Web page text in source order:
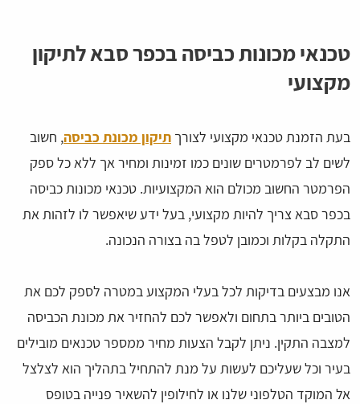
טכנאי מכונות כביסה בכפר סבא לתיקון
מקצועי
בעת הזמנת טכנאי מקצועי לצורך תיקון מכונת כביסה, חשוב
לשים לב לפרמטרים שונים כמו זמינות ומחיר אך ללא כל ספק
הפרמטר החשוב מכולם הוא המקצועיות. טכנאי מכונות כביסה
בכפר סבא צריך להיות מקצועי, בעל ידע שיאפשר לו לזהות את
התקלה בקלות וכמובן לטפל בה בצורה הנכונה.
אנו מבצעים בדיקות לכל בעלי המקצוע במטרה לספק לכם את
הטובים ביותר בתחום ולאפשר לכם להחזיר את מכונת הכביסה
למצבה התקין. ניתן לקבל הצעות מחיר ממספר טכנאים מובילים
בעיר וכל שעליכם לעשות על מנת להתחיל בתהליך הוא לצלצל
אל המוקד הטלפוני שלנו או לחילופין להשאיר פנייה בטופס